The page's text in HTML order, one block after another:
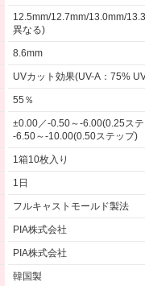
12.5mm/12.7mm/13.0mm/
異なる)
8.6mm
UVカット効果(UV-A：75%
55％
±0.00／-0.50～-6.00(0.25ス
-6.50～-10.00(0.50ステップ)
1箱10枚入り
1日
フルキャストモールド製法
PIA株式会社
PIA株式会社
韓国製